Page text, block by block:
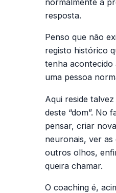
normalmente à
resposta.
Penso que não
registo histórico
tenha acontecido
uma pessoa
Aqui reside
deste “dom”. No
pensar, criar
neuronais, ver as
outros olhos,
queira chamar.
O coaching é,